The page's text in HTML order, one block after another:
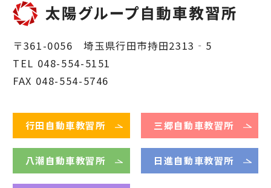
〒361-0056 埼玉県行田市持田2313‐5
TEL 048-554-5151
FAX 048-554-5746
行田自動車教習所 三郷自動車教習所
八潮自動車教習所 日進自動車教習所